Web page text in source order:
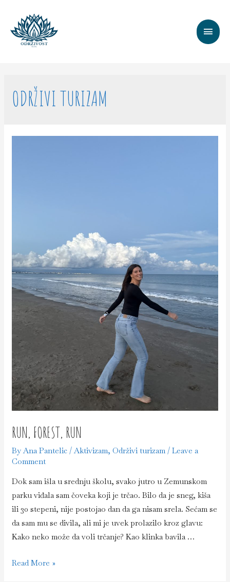
ODRŽIVI TURIZAM
RUN, FOREST, RUN
ByAna Pantelic /Aktivizam,Održivi turizam/Leave a
Comment
Dok sam išla u srednju školu, svako jutro u Zemunskom
parku viđala sam čoveka koji je trčao. Bilo da je sneg, kiša
ili 30 stepeni, nije postojao dan da ga nisam srela. Sećam se
da sam mu se divila, ali mi je uvek prolazilo kroz glavu:
Kako neko može da voli trčanje? Kao klinka bavila …
Run,
Read More »